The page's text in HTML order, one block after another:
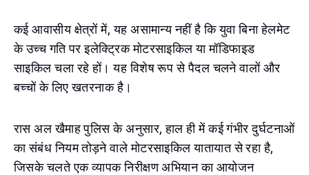
कई आवासीय क्षेत्रों में, यह असामान्य नहीं है कि युवा बिना हेलमेट
के उच्च गति पर इलेक्ट्रिक मोटरसाइकिल या मॉडिफाइड
साइकिल चला रहे हों। यह विशेष रूप से पैदल चलने वालों और
बच्चों के लिए खतरनाक है।
रास अल खैमाह पुलिस के अनुसार, हाल ही में कई गंभीर दुर्घटनाओं
का संबंध नियम तोड़ने वाले मोटरसाइकिल यातायात से रहा है,
जिसके चलते एक व्यापक निरीक्षण अभियान का आयोजन